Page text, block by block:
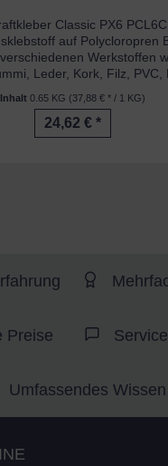
Classic PX6
auf Polycloropren
Werkstoffen
Leder, Kork, Filz, PVC,
Inhalt 0.65 KG (37,88 € * / 1 KG)
24,62 € *
Preise
Umfassendes Wissen